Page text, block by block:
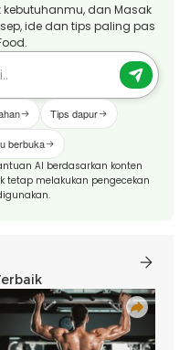
dan Masak
ide dan tips paling pas
Tips dapur
berbuka
AI berdasarkan konten
tetap melakukan pengecekan